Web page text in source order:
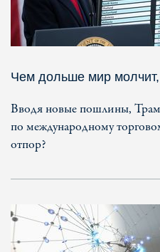
Чем дольше мир
Вводя новые пошлины,
по международному
отпор?